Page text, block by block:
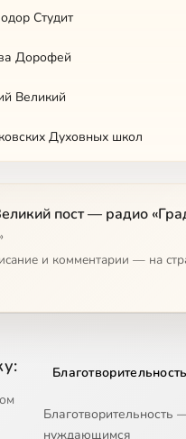
Студит
Дорофей
Великий
Духовных школ
Ростовский
(Брянчанинов)
Кирилл (Смирнов)
пост — радио
и комментарии — на
Благотворительность
Благотворительность
нуждающимся